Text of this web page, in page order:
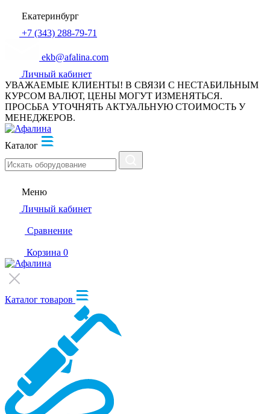
Екатеринбург
+7 (343) 288-79-71
ekb@afalina.com
Личный кабинет
УВАЖАЕМЫЕ КЛИЕНТЫ! В СВЯЗИ С НЕСТАБИЛЬНЫМ
КУРСОМ ВАЛЮТ, ЦЕНЫ МОГУТ ИЗМЕНЯТЬСЯ.
ПРОСЬБА УТОЧНЯТЬ АКТУАЛЬНУЮ СТОИМОСТЬ У
МЕНЕДЖЕРОВ.
Каталог
Меню
Личный кабинет
Сравнение
Корзина 0
Каталог товаров